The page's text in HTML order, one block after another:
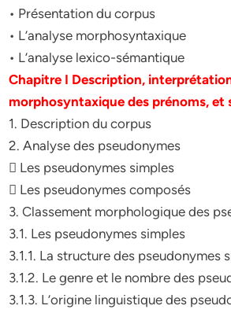
• Présentation du corpus
• L’analyse morphosyntaxique
• L’analyse lexico-sémantique
Chapitre I Description,
morphosyntaxique des prénoms, et
1. Description du corpus
2. Analyse des pseudonymes
 Les pseudonymes simples
 Les pseudonymes composés
3. Classement morphologique des
3.1. Les pseudonymes simples
3.1.1. La structure des pseudonymes
3.1.2. Le genre et le nombre des
3.1.3. L’origine linguistique des